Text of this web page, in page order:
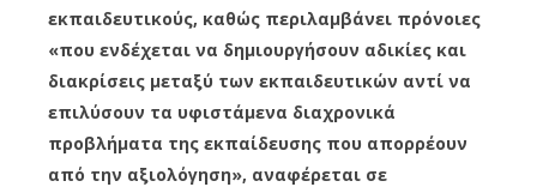
εκπαιδευτικούς, καθώς περιλαμβάνει πρόνοιες
«που ενδέχεται να δημιουργήσουν αδικίες και
διακρίσεις μεταξύ των εκπαιδευτικών αντί να
επιλύσουν τα υφιστάμενα διαχρονικά
προβλήματα της εκπαίδευσης που απορρέουν
από την αξιολόγηση», αναφέρεται σε